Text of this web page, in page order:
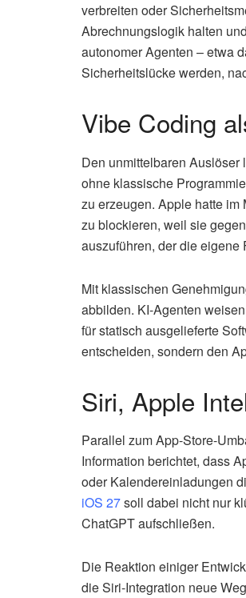
verbreiten oder
Abrechnungslogik halten
autonomer Agenten – etwa
Sicherheitslücke werden,
Vibe Coding
Den unmittelbaren
ohne klassische
zu erzeugen. Apple hatte im
zu blockieren, weil sie
auszuführen, der die eigene
Mit klassischen
abbilden. KI-Agenten
für statisch ausgelieferte
entscheiden, sondern den
Siri, Apple
Parallel zum App-Store-
Information berichtet, dass
oder Kalendereinladungen
iOS 27soll dabei nicht nur
ChatGPT aufschließen.
Die Reaktion einiger
die Siri-Integration neue